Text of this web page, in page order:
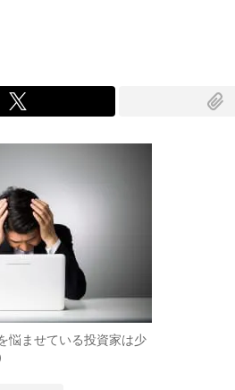
悩ませている投資家は少